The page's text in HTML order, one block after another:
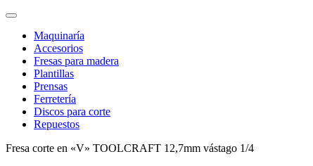
Maquinaría
Accesorios
Fresas para madera
Plantillas
Prensas
Ferretería
Discos para corte
Repuestos
Fresa corte en «V» TOOLCRAFT 12,7mm vástago 1/4